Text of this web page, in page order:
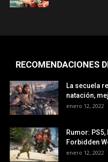
RECOMENDACIONES
La secuela
natación,
enero 12, 2022
Rumor:
Forbidden
enero 12, 2022